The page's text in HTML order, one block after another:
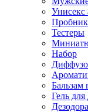
Унисекс
Тестеры
Набор
Бальзам
Гель